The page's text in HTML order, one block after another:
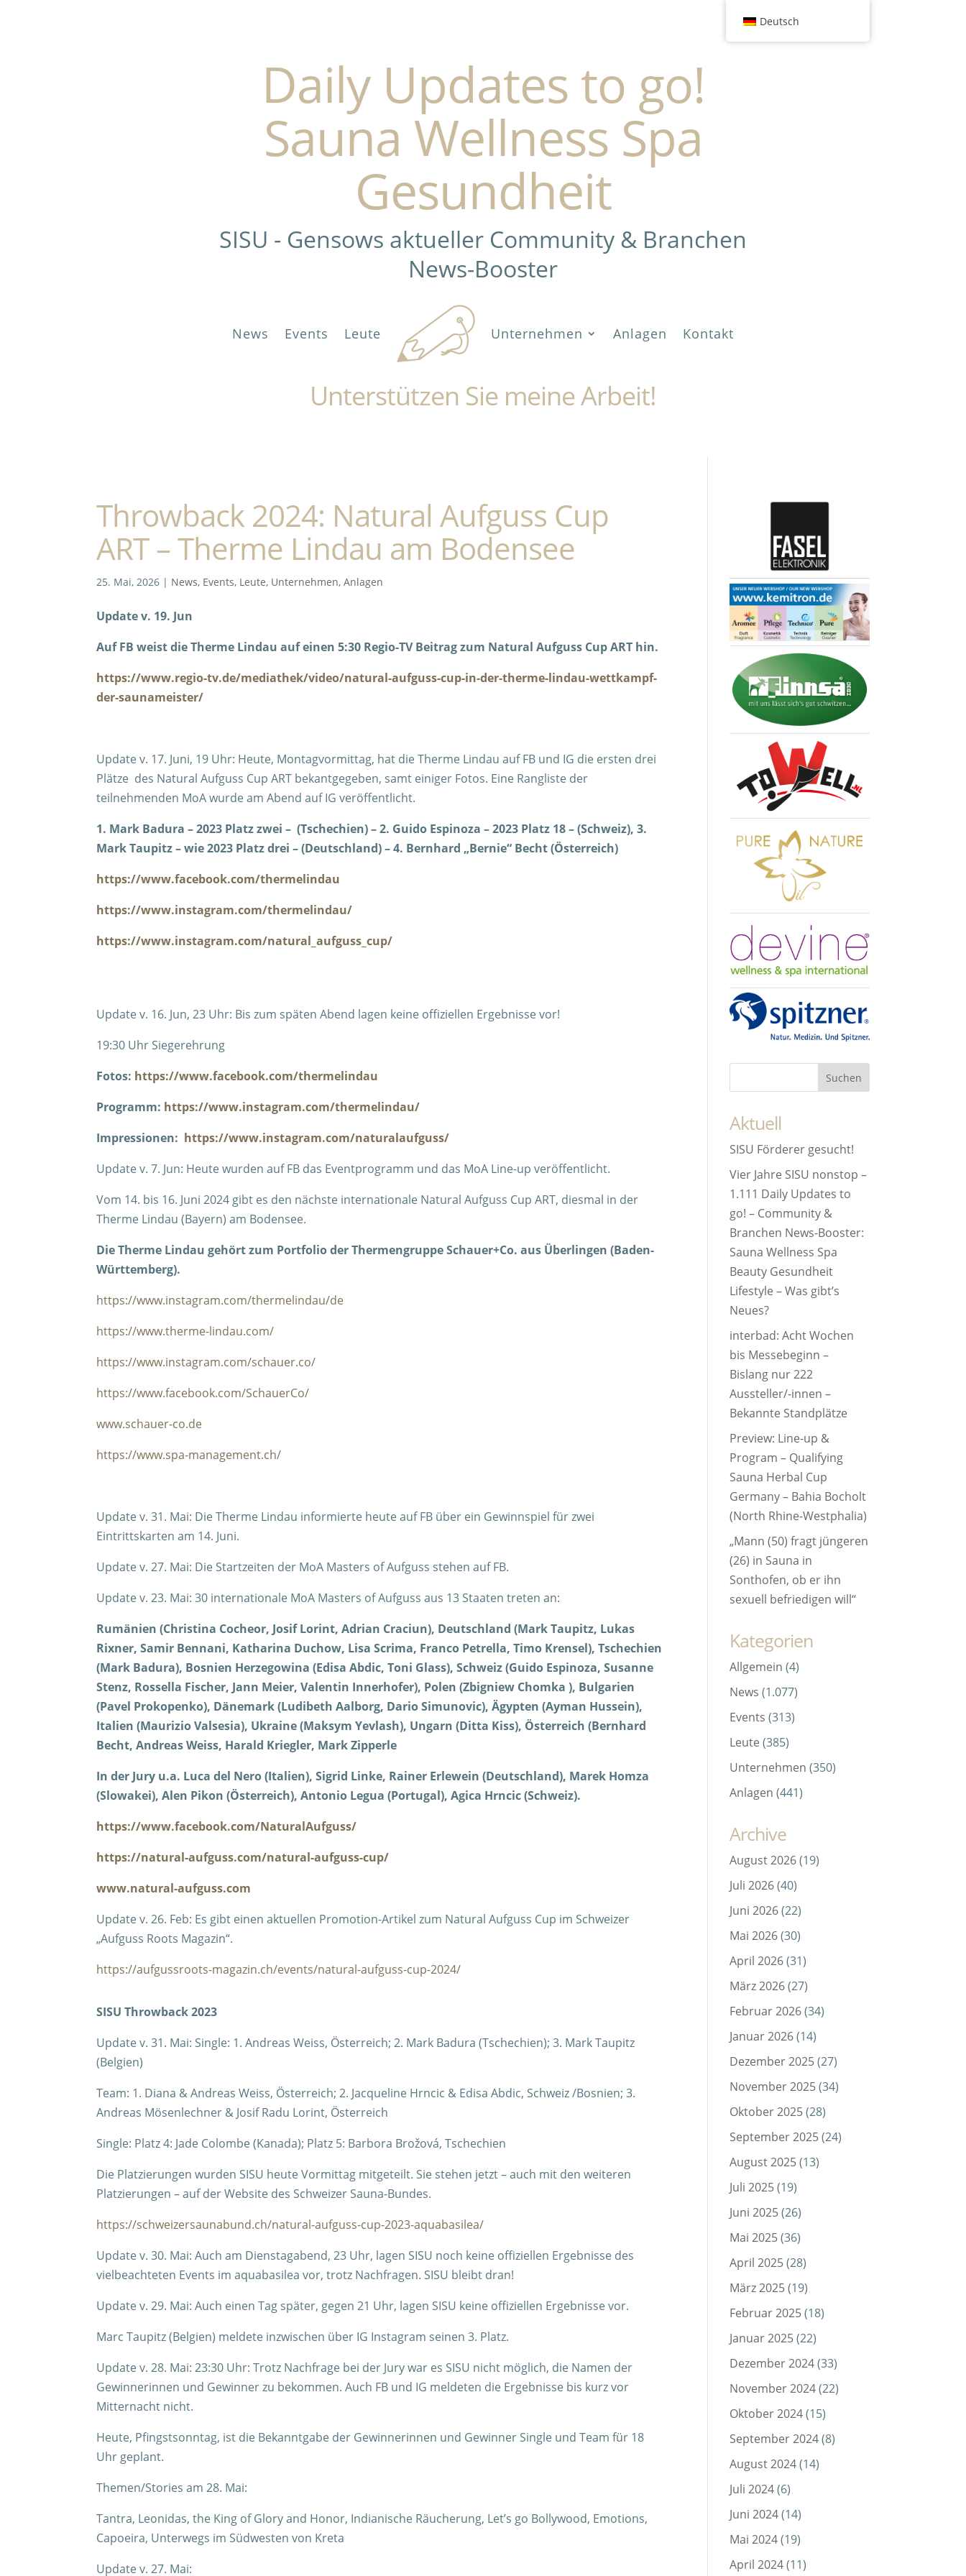
Daily Updates to go!
Sauna Wellness Spa
Gesundheit
SISU - Gensows aktueller Community & Branchen
News-Booster
News Events Leute Unternehmen Anlagen Kontakt
Unterstützen Sie meine Arbeit!
Throwback 2024: Natural Aufguss Cup
ART – Therme Lindau am Bodensee
25. Mai, 2026 | News, Events, Leute, Unternehmen,Anlagen
Update v. 19. Jun
Auf FB weist die Therme Lindau auf einen 5:30 Regio-TV Beitrag zum Natural Aufguss Cup ART hin.
https://www.regio-tv.de/mediathek/video/natural-aufguss-cup-in-der-therme-lindau-wettkampf-
der-saunameister/
Update v. 17. Juni, 19 Uhr: Heute, Montagvormittag, hat die Therme Lindau auf FB und IG die ersten drei
Plätze des Natural Aufguss Cup ART bekantgegeben, samt einiger Fotos. Eine Rangliste der
teilnehmenden MoA wurde am Abend auf IG veröffentlicht.
1. Mark Badura – 2023 Platz zwei – (Tschechien) – 2. Guido Espinoza – 2023 Platz 18 – (Schweiz), 3.
Mark Taupitz – wie 2023 Platz drei – (Deutschland) – 4. Bernhard „Bernie“ Becht (Österreich)
https://www.facebook.com/thermelindau
https://www.instagram.com/thermelindau/
https://www.instagram.com/natural_aufguss_cup/
Update v. 16. Jun, 23 Uhr: Bis zum späten Abend lagen keine offiziellen Ergebnisse vor!
19:30 Uhr Siegerehrung
Fotos: https://www.facebook.com/thermelindau
Programm: https://www.instagram.com/thermelindau/
Impressionen: https://www.instagram.com/naturalaufguss/
Update v. 7. Jun: Heute wurden auf FB das Eventprogramm und das MoA Line-up veröffentlicht.
Vom 14. bis 16. Juni 2024 gibt es den nächste internationale Natural Aufguss Cup ART, diesmal in der
Therme Lindau (Bayern) am Bodensee.
Die Therme Lindau gehört zum Portfolio der Thermengruppe Schauer+Co. aus Überlingen (Baden-
Württemberg).
https://www.instagram.com/thermelindau/de
https://www.therme-lindau.com/
https://www.instagram.com/schauer.co/
https://www.facebook.com/SchauerCo/
www.schauer-co.de
https://www.spa-management.ch/
Update v. 31. Mai: Die Therme Lindau informierte heute auf FB über ein Gewinnspiel für zwei
Eintrittskarten am 14. Juni.
Update v. 27. Mai: Die Startzeiten der MoA Masters of Aufguss stehen auf FB.
Update v. 23. Mai: 30 internationale MoA Masters of Aufguss aus 13 Staaten treten an:
Rumänien (Christina Cocheor, Josif Lorint, Adrian Craciun), Deutschland (Mark Taupitz, Lukas
Rixner, Samir Bennani, Katharina Duchow, Lisa Scrima, Franco Petrella, Timo Krensel), Tschechien
(Mark Badura), Bosnien Herzegowina (Edisa Abdic, Toni Glass), Schweiz (Guido Espinoza, Susanne
Stenz, Rossella Fischer, Jann Meier, Valentin Innerhofer), Polen (Zbigniew Chomka ), Bulgarien
(Pavel Prokopenko), Dänemark (Ludibeth Aalborg, Dario Simunovic), Ägypten (Ayman Hussein),
Italien (Maurizio Valsesia), Ukraine (Maksym Yevlash), Ungarn (Ditta Kiss), Österreich (Bernhard
Becht, Andreas Weiss, Harald Kriegler, Mark Zipperle
In der Jury u.a. Luca del Nero (Italien), Sigrid Linke, Rainer Erlewein (Deutschland), Marek Homza
(Slowakei), Alen Pikon (Österreich), Antonio Legua (Portugal), Agica Hrncic (Schweiz).
https://www.facebook.com/NaturalAufguss/
https://natural-aufguss.com/natural-aufguss-cup/
www.natural-aufguss.com
Update v. 26. Feb: Es gibt einen aktuellen Promotion-Artikel zum Natural Aufguss Cup im Schweizer
„Aufguss Roots Magazin“.
https://aufgussroots-magazin.ch/events/natural-aufguss-cup-2024/
SISU Throwback 2023
Update v. 31. Mai: Single: 1. Andreas Weiss, Österreich; 2. Mark Badura (Tschechien); 3. Mark Taupitz
(Belgien)
Team: 1. Diana & Andreas Weiss, Österreich; 2. Jacqueline Hrncic & Edisa Abdic, Schweiz /Bosnien; 3.
Andreas Mösenlechner & Josif Radu Lorint, Österreich
Single: Platz 4: Jade Colombe (Kanada); Platz 5: Barbora Brožová, Tschechien
Die Platzierungen wurden SISU heute Vormittag mitgeteilt. Sie stehen jetzt – auch mit den weiteren
Platzierungen – auf der Website des Schweizer Sauna-Bundes.
https://schweizersaunabund.ch/natural-aufguss-cup-2023-aquabasilea/
Update v. 30. Mai: Auch am Dienstagabend, 23 Uhr, lagen SISU noch keine offiziellen Ergebnisse des
vielbeachteten Events im aquabasilea vor, trotz Nachfragen. SISU bleibt dran!
Update v. 29. Mai: Auch einen Tag später, gegen 21 Uhr, lagen SISU keine offiziellen Ergebnisse vor.
Marc Taupitz (Belgien) meldete inzwischen über IG Instagram seinen 3. Platz.
Update v. 28. Mai: 23:30 Uhr: Trotz Nachfrage bei der Jury war es SISU nicht möglich, die Namen der
Gewinnerinnen und Gewinner zu bekommen. Auch FB und IG meldeten die Ergebnisse bis kurz vor
Mitternacht nicht.
Heute, Pfingstsonntag, ist die Bekanntgabe der Gewinnerinnen und Gewinner Single und Team für 18
Uhr geplant.
Themen/Stories am 28. Mai:
Tantra, Leonidas, the King of Glory and Honor, Indianische Räucherung, Let’s go Bollywood, Emotions,
Capoeira, Unterwegs im Südwesten von Kreta
Update v. 27. Mai:
Aktuell
SISU Förderer gesucht!
Vier Jahre SISU nonstop –
1.111 Daily Updates to
go! – Community &
Branchen News-Booster:
Sauna Wellness Spa
Beauty Gesundheit
Lifestyle – Was gibt’s
Neues?
interbad: Acht Wochen
bis Messebeginn –
Bislang nur 222
Aussteller/-innen –
Bekannte Standplätze
Preview: Line-up &
Program – Qualifying
Sauna Herbal Cup
Germany – Bahia Bocholt
(North Rhine-Westphalia)
„Mann (50) fragt jüngeren
(26) in Sauna in
Sonthofen, ob er ihn
sexuell befriedigen will“
Kategorien
Allgemein (4)
News (1.077)
Events (313)
Leute (385)
Unternehmen (350)
Anlagen (441)
Archive
August 2026(19)
Juli 2026(40)
Juni 2026(22)
Mai 2026(30)
April 2026(31)
März 2026(27)
Februar 2026(34)
Januar 2026(14)
Dezember 2025(27)
November 2025(34)
Oktober 2025(28)
September 2025(24)
August 2025(13)
Juli 2025(19)
Juni 2025(26)
Mai 2025(36)
April 2025(28)
März 2025(19)
Februar 2025(18)
Januar 2025(22)
Dezember 2024(33)
November 2024(22)
Oktober 2024(15)
September 2024(8)
August 2024(14)
Juli 2024(6)
Juni 2024(14)
Mai 2024(19)
April 2024(11)
Deutsch